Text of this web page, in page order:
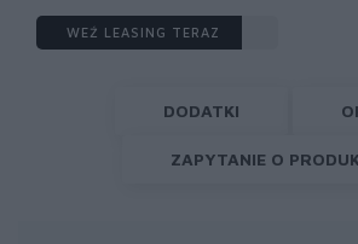
WEŹ LEASING TERAZ
DODATKI
ZAPYTANIE O